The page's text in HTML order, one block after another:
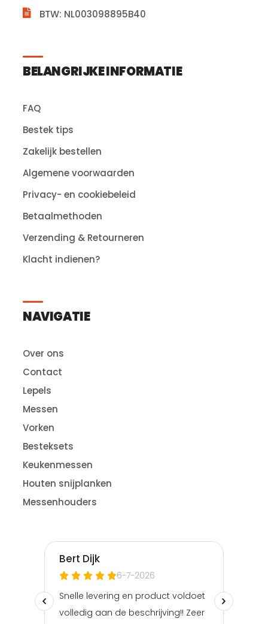
BTW: NL003098895B40
BELANGRIJKE INFORMATIE
FAQ
Bestek tips
Zakelijk bestellen
Algemene voorwaarden
Privacy- en cookiebeleid
Betaalmethoden
Verzending & Retourneren
Klacht indienen?
NAVIGATIE
Over ons
Contact
Lepels
Messen
Vorken
Besteksets
Keukenmessen
Houten snijplanken
Messenhouders